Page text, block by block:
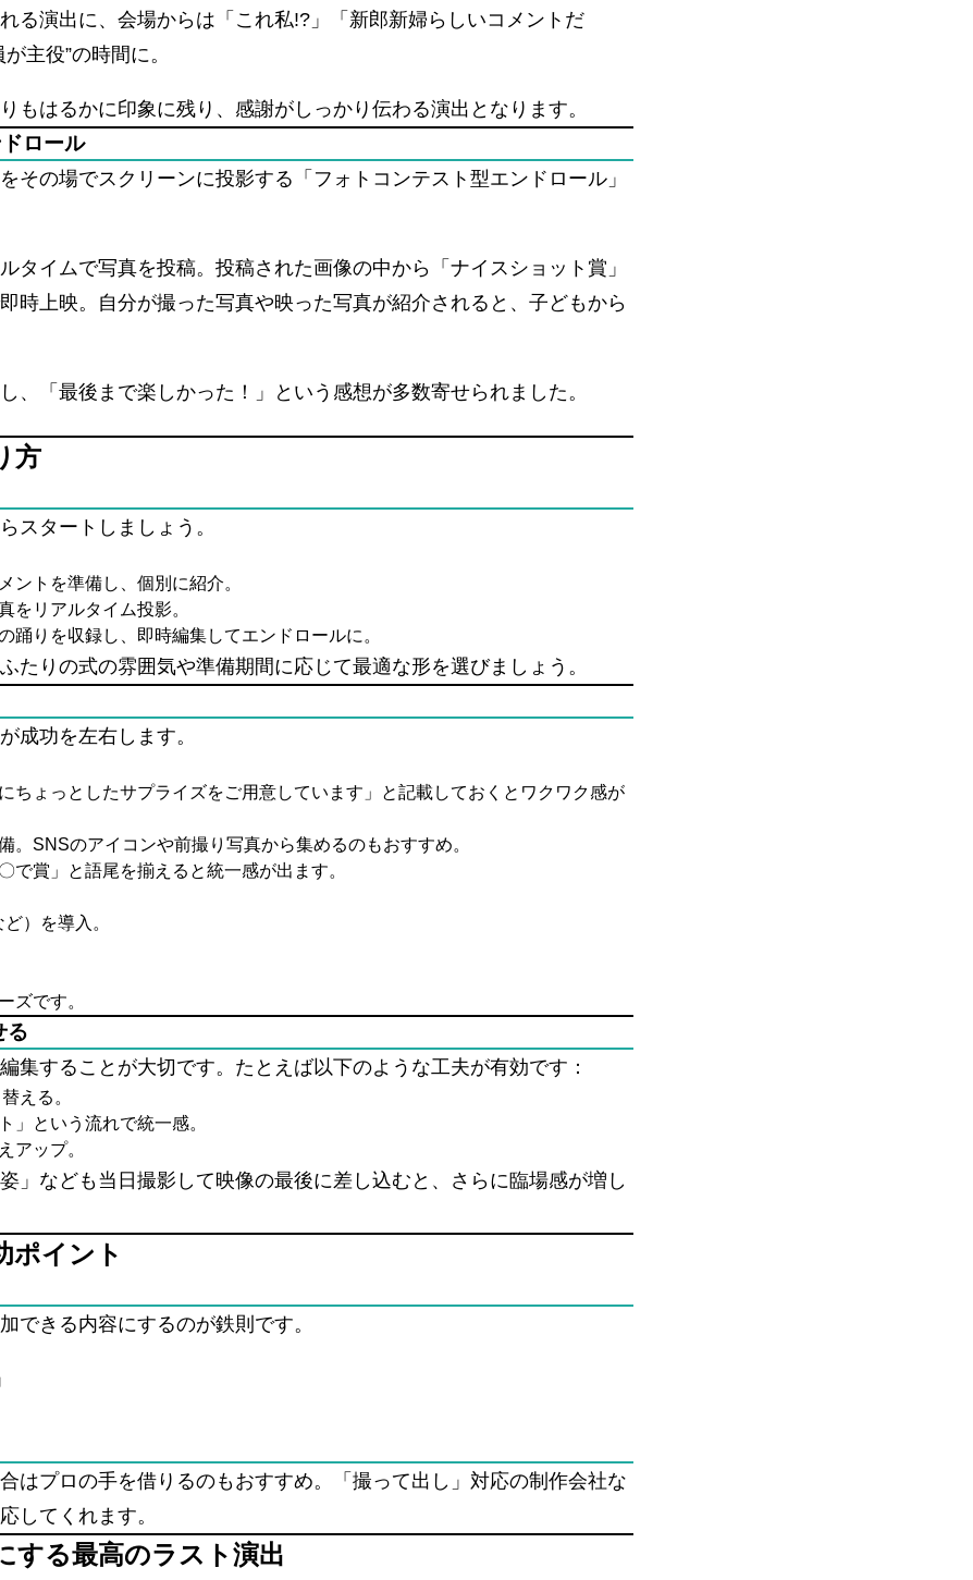
る演出に、会場からは「これ私!?」「新郎新婦らしいコメントだ
主役”の時間に。
もはるかに印象に残り、感謝がしっかり伝わる演出となります。
ロール
その場でスクリーンに投影する「フォトコンテスト型エンドロール」
タイムで写真を投稿。投稿された画像の中から「ナイスショット賞」
時上映。自分が撮った写真や映った写真が紹介されると、子どもから
、「最後まで楽しかった！」という感想が多数寄せられました。
方
スタートしましょう。
ントを準備し、個別に紹介。
をリアルタイム投影。
踊りを収録し、即時編集してエンドロールに。
たりの式の雰囲気や準備期間に応じて最適な形を選びましょう。
成功を左右します。
ちょっとしたサプライズをご用意しています」と記載しておくとワクワク感が
SNSのアイコンや前撮り写真から集めるのもおすすめ。
賞」と語尾を揃えると統一感が出ます。
ど）を導入。
ズです。
る
集することが大切です。たとえば以下のような工夫が有効です：
える。
という流れで統一感。
アップ。
」なども当日撮影して映像の最後に差し込むと、さらに臨場感が増し
ポイント
できる内容にするのが鉄則です。
はプロの手を借りるのもおすすめ。「撮って出し」対応の制作会社な
してくれます。
する最高のラスト演出